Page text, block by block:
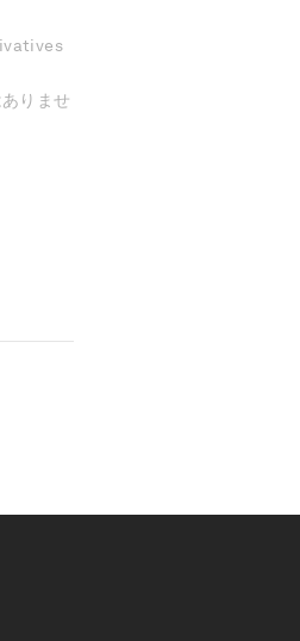
りませ